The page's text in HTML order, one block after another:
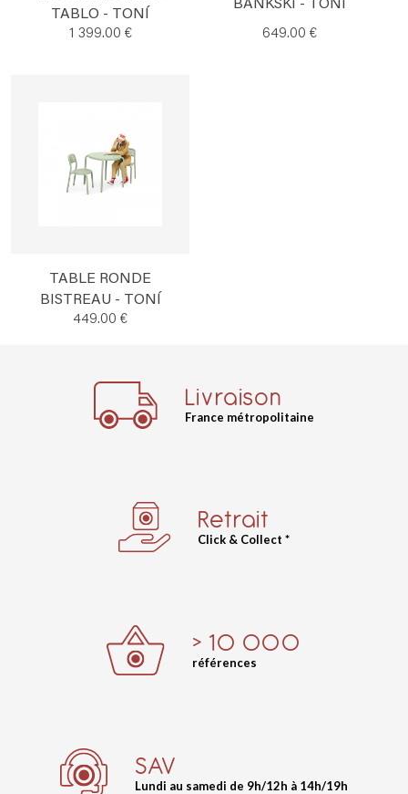
TABLO - TONÍ
1 399.00 €
BANKSKI - TONÍ
649.00 €
TABLE RONDE
BISTREAU - TONÍ
449.00 €
Livraison
France métropolitaine
Retrait
Click & Collect *
> 10 000
références
SAV
Lundi au samedi de 9h/12h à 14h/19h